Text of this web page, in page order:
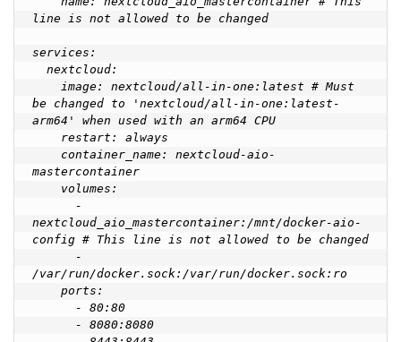
line is not allowed to be changed
services:
be changed to 'nextcloud/all-in-one:latest-
arm64' when used with an arm64 CPU
mastercontainer
nextcloud_aio_mastercontainer:/mnt/docker-aio-
config # This line is not allowed to be changed
/var/run/docker.sock:/var/run/docker.sock:ro